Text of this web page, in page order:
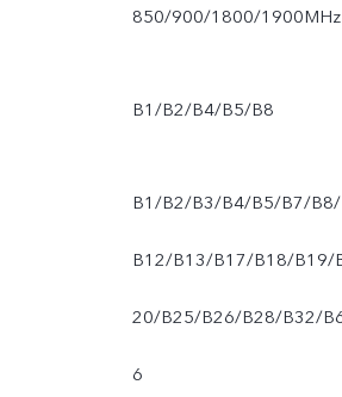
850/900/1800/1900MHz
B1/B2/B4/B5/B8
B1/B2/B3/B4/B5/B7/B8/
B12/B13/B17/B18/B19/
20/B25/B26/B28/B32/
6